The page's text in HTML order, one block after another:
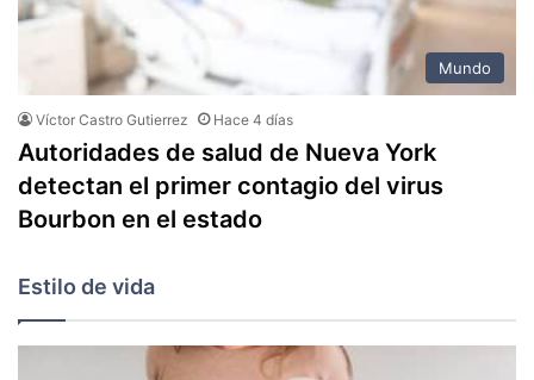
Mundo
Víctor Castro Gutierrez Hace 4 días
Autoridades de salud de Nueva York
detectan el primer contagio del virus
Bourbon en el estado
Estilo de vida